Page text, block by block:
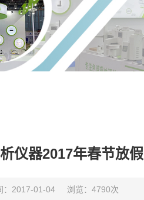
仪器2017年春节放
：2017-01-04 浏览：4790次